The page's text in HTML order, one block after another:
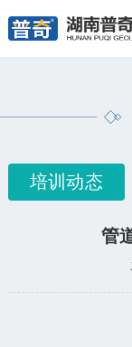
培训动态
管